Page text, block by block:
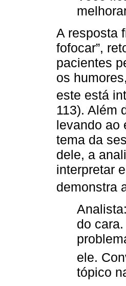
A resposta
fofocar”,
pacientes
os
este está
113). Além
levando ao
tema da
dele, a
interpretar
demonstra
do
ele.
tópico